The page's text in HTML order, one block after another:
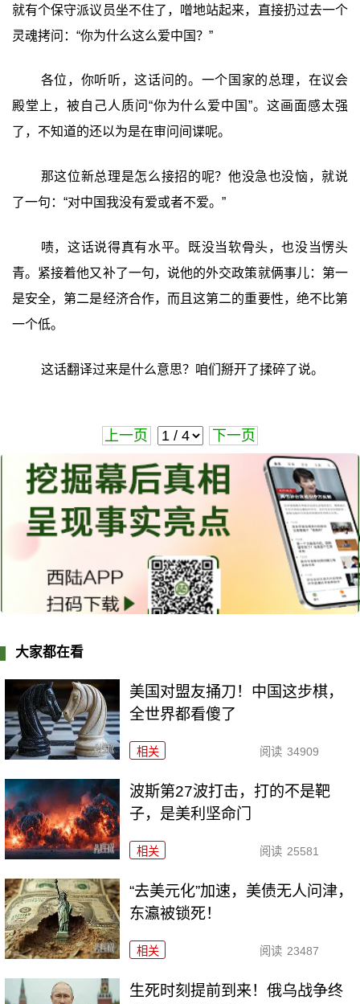
就有个保守派议员坐不住了，噌地站起来，直接扔过去一个
灵魂拷问：“你为什么这么爱中国？”
各位，你听听，这话问的。一个国家的总理，在议会
殿堂上，被自己人质问“你为什么爱中国”。这画面感太强
了，不知道的还以为是在审问间谍呢。
那这位新总理是怎么接招的呢？他没急也没恼，就说
了一句：“对中国我没有爱或者不爱。”
啧，这话说得真有水平。既没当软骨头，也没当愣头
青。紧接着他又补了一句，说他的外交政策就俩事儿：第一
是安全，第二是经济合作，而且这第二的重要性，绝不比第
一个低。
这话翻译过来是什么意思？咱们掰开了揉碎了说。
上一页 下一页
大家都在看
美国对盟友捅刀！中国这步棋，
全世界都看傻了
相关 阅读 34909
波斯第27波打击，打的不是靶
子，是美利坚命门
相关 阅读 25581
“去美元化”加速，美债无人问津，
东瀛被锁死！
相关 阅读 23487
生死时刻提前到来！俄乌战争终